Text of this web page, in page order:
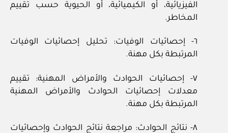
الفيزيائية، أو الكيميائية، أو الحيوية حسب تقييم
المخاطر.
٦- إحصائيات الوفيات: تحليل إحصائيات الوفيات
المرتبطة بكل مهنة.
٧- إحصائيات الحوادث والأمراض المهنية: تقييم
معدلات إحصائيات الحوادث والأمراض المهنية
المرتبطة بكل مهنة.
٨- نتائج الحوادث: مراجعة نتائج الحوادث وإحصائيات